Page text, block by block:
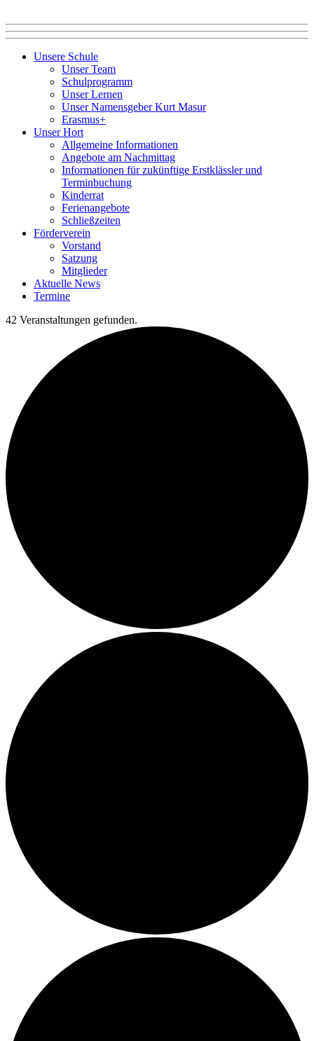
Unsere Schule
Unser Team
Schulprogramm
Unser Lernen
Unser Namensgeber Kurt Masur
Erasmus+
Unser Hort
Allgemeine Informationen
Angebote am Nachmittag
Informationen für zukünftige Erstklässler und
Terminbuchung
Kinderrat
Ferienangebote
Schließzeiten
Förderverein
Vorstand
Satzung
Mitglieder
Aktuelle News
Termine
42 Veranstaltungen gefunden.